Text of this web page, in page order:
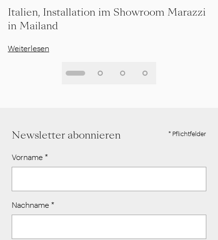
Italien, Installation im Showroom Marazzi
in Mailand
Weiterlesen
Newsletter abonnieren * Pflichtfelder
Vorname *
Nachname *